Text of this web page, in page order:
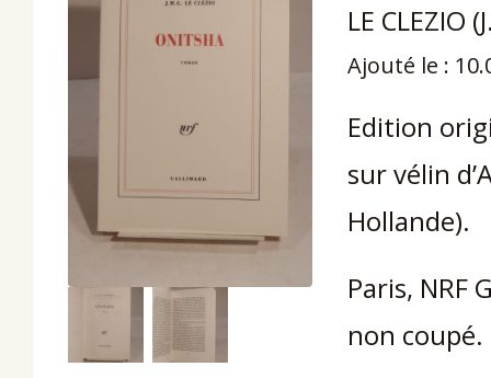
LE CLEZIO
Ajouté le :
Edition
sur vélin
Hollande).
Paris, NRF
non coupé.